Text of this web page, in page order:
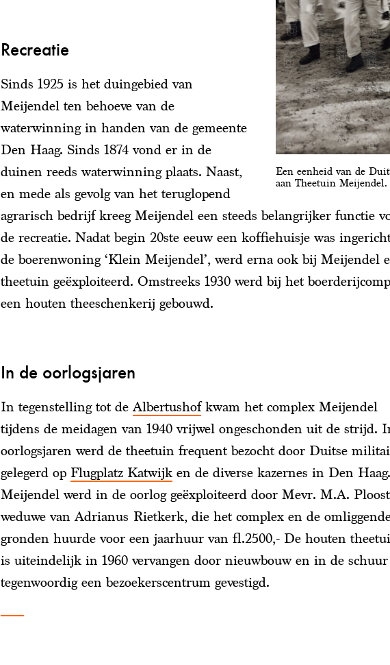
Een eenheid van de
aan Theetuin Meijendel.
Recreatie
Sinds 1925 is het duingebied van
Meijendel ten behoeve van de
waterwinning in handen van de gemeente
Den Haag. Sinds 1874 vond er in de
duinen reeds waterwinning plaats. Naast,
en mede als gevolg van het teruglopend
agrarisch bedrijf kreeg Meijendel een steeds belangrijker functie
de recreatie. Nadat begin 20ste eeuw een koffiehuisje was
de boerenwoning ‘Klein Meijendel’, werd erna ook bij Meijendel
theetuin geëxploiteerd. Omstreeks 1930 werd bij het
een houten theeschenkerij gebouwd.
In de oorlogsjaren
In tegenstelling tot de Albertushofkwam het complex Meijendel
tijdens de meidagen van 1940 vrijwel ongeschonden uit de strijd.
oorlogsjaren werd de theetuin frequent bezocht door Duitse
gelegerd op Flugplatz Katwijk en de diverse kazernes in Den Haag.
Meijendel werd in de oorlog geëxploiteerd door Mevr. M.A.
weduwe van Adrianus Rietkerk, die het complex en de
gronden huurde voor een jaarhuur van fl.2500,- De houten
is uiteindelijk in 1960 vervangen door nieuwbouw en in de
tegenwoordig een bezoekerscentrum gevestigd.